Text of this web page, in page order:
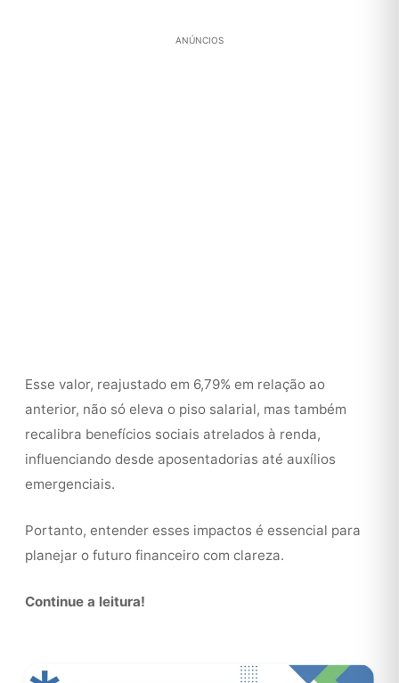
ANÚNCIOS
Esse valor, reajustado em 6,79% em relação ao
anterior, não só eleva o piso salarial, mas também
recalibra benefícios sociais atrelados à renda,
influenciando desde aposentadorias até auxílios
emergenciais.
Portanto, entender esses impactos é essencial para
planejar o futuro financeiro com clareza.
Continue a leitura!